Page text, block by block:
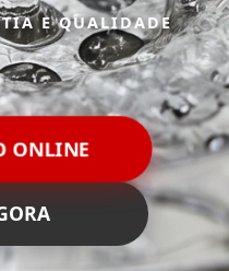
E QUALIDADE
ONLINE